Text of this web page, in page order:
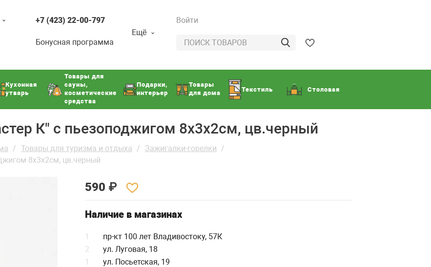
+7 (423) 22-00-797
Бонусная программа
Ещё
Войти
Кухонная
утварь
Товары для
сауны,
косметические
средства
Подарки,
интерьер
Товары
для дома
Текстиль Столовая
К" с пьезоподжигом 8х3х2см, цв.черный
Товары для туризма и отдыха
Зажигалки-горелки
8х3х2см, цв.черный
590 ₽
Наличие в магазинах
1
пр-кт 100 лет Владивостоку, 57К
2
ул. Луговая, 18
1
ул. Посьетская, 19